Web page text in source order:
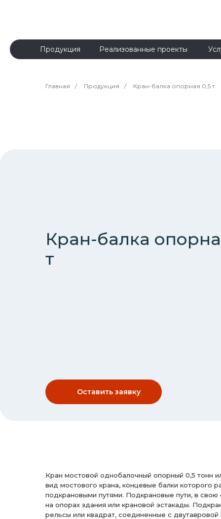
Реализованные проекты
Продукция
Главная / Продукция / Кран-балка опорная 0,5 т
Кран-балка
т
Оставить заявку
Кран мостовой однобалочный опорный 0,5 тонн
вид мостового крана, концевые балки которого
подкрановыми путями. Подкрановые пути, в
на опорах здания или крановой эстакады.
рельсы или квадрат, соединенные с двутавровой